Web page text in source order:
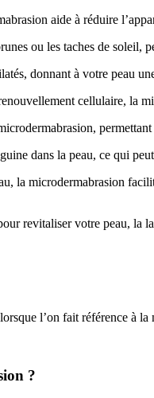
aide à réduire
ou les taches de
donnant à votre peau
cellulaire, la
dans la peau, ce qui
la microdermabrasion
revitaliser votre peau, la
l’on fait référence à
?